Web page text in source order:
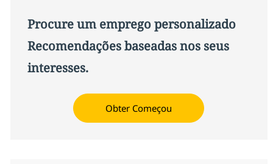
Procure um emprego personalizado
Recomendações baseadas nos seus
interesses.
Obter Começou